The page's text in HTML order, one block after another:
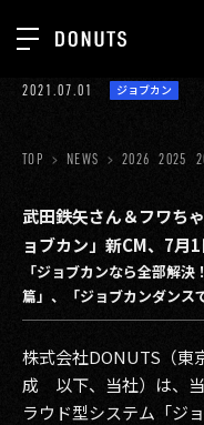
TOP
ABOUT
SERVICES
GROUP
RECRUIT
CONTACT
2021.07.01 ジョブカン
TOP NEWS 2026 2025
武田鉄矢さん＆フワち
ョブカン」新CM、7月
「ジョブカンなら全部解
篇」、「ジョブカンダンス
株式会社DONUTS（東
成 以下、当社）は、
ラウド型システム「ジ